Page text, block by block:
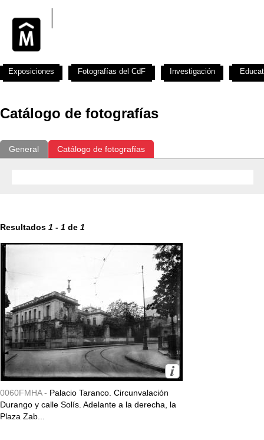
Catálogo de fotografías
General Catálogo de fotografías
Resultados 1 - 1 de 1
0060FMHA - Palacio Taranco. Circunvalación
Durango y calle Solís. Adelante a la derecha, la
Plaza Zab...
Exposiciones Fotografías del CdF Investigación